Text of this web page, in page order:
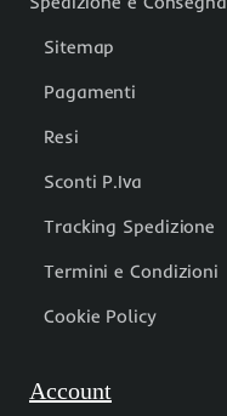
Sitemap
Pagamenti
Resi
Sconti P.Iva
Tracking Spedizione
Termini e Condizioni
Cookie Policy
Account